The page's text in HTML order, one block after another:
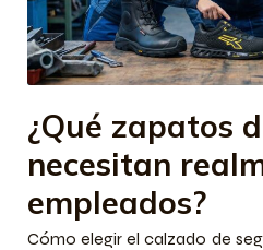
¿Qué zapatos
necesitan
empleados?
Cómo elegir el calzado de